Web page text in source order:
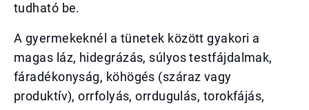
tudható be.
A gyermekeknél a tünetek között gyakori a
magas láz, hidegrázás, súlyos testfájdalmak,
fáradékonyság, köhögés (száraz vagy
produktív), orrfolyás, orrdugulás, torokfájás,